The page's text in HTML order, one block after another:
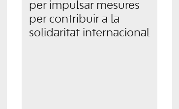
per impulsar mesures
per contribuir a la
solidaritat internacional